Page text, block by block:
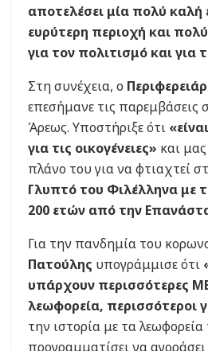
αποτελέσει μία πολύ καλή
ευρύτερη περιοχή και
για τον πολιτισμό και για
Στη συνέχεια, ο
επεσήμανε τις παρεμβάσεις
Άρεως. Υποστήριξε ότι
για τις οικογένειες» και
πλάνο του για να φτιαχτεί
Γλυπτό του Φιλέλληνα με
200 ετών από την
Για την πανδημία του
Πατούλης υπογράμμισε ότι
υπάρχουν περισσότερες
λεωφορεία, περισσότεροι
την ιστορία με τα λεωφορεία
προγραμματίσει να αγοράσει